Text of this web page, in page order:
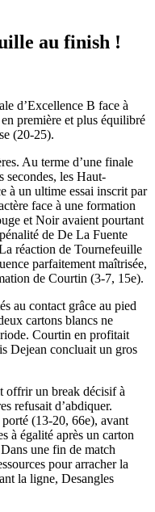
au finish !
d’Excellence B face à
première et plus équilibré
(20-25).
Au terme d’une finale
secondes, les Haut-
à un ultime essai inscrit par
face à une formation
et Noir avaient pourtant
de De La Fuente
réaction de Tournefeuille
parfaitement maîtrisée,
de Courtin (3-7, 15e).
au contact grâce au pied
cartons blancs ne
Courtin en profitait
Dejean concluait un gros
offrir un break décisif à
refusait d’abdiquer.
(13-20, 66e), avant
à égalité après un carton
une fin de match
pour arracher la
la ligne, Desangles